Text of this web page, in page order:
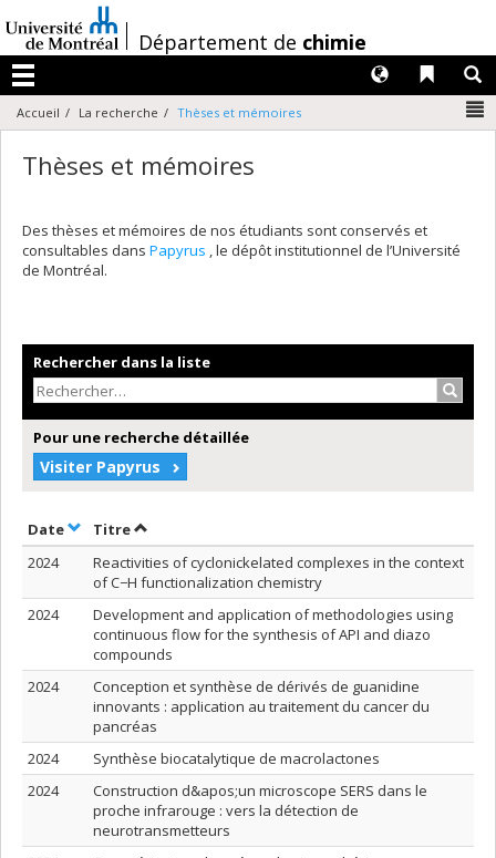
au
contenu
/Département de chimie
Menu
Liens
Langues
Accueil La recherche Thèses et mémoires
Thèses et mémoires
Des thèses et mémoires de nos étudiants sont conservés et
consultables dans Papyrus , le dépôt institutionnel de l’Université
de Montréal.
Rechercher dans la liste
Pour une recherche détaillée
Visiter Papyrus
DateTrier par date en ordre croissant
TitreTrier par titre en ordre croissant
2024
Reactivities of cyclonickelated complexes in the context
of C−H functionalization chemistry
2024
Development and application of methodologies using
continuous flow for the synthesis of API and diazo
compounds
2024
Conception et synthèse de dérivés de guanidine
innovants : application au traitement du cancer du
pancréas
2024
Synthèse biocatalytique de macrolactones
2024
Construction d&apos;un microscope SERS dans le
proche infrarouge : vers la détection de
neurotransmetteurs